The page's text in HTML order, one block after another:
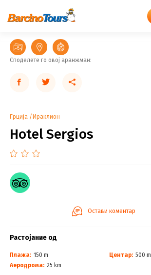
Odličan gradski hotel
Споделете го овој аранжман:
Грција Ираклион
Hotel Sergios
Остави коментар
Растојание од
Плажа: 150 m Центар: 500 m
Аеродрома: 25 km